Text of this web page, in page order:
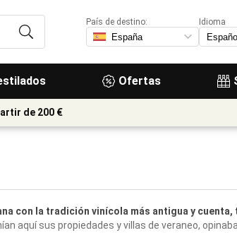
Ofertas
País de destino:
Idioma
de 200 €
con la tradición vinícola más antigua y cuenta,
aquí sus propiedades y villas de veraneo,